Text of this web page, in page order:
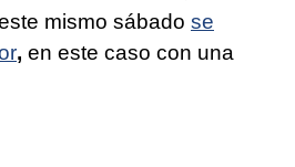
mismo sábado se
, en este caso con una